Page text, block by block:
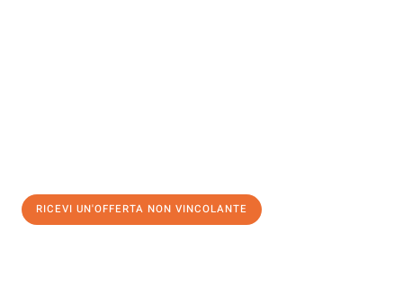
RICEVI UN'OFFERTA NON VINCOLANTE